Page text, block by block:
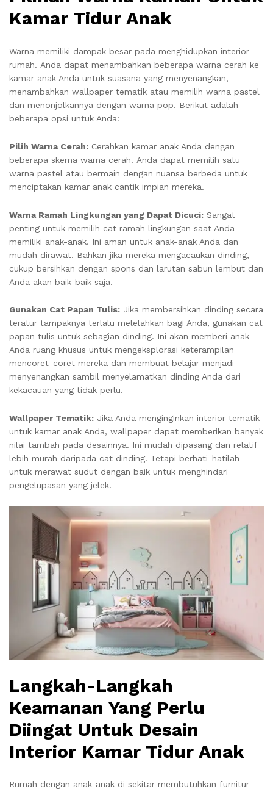
Kamar Tidur Anak
Warna memiliki dampak besar pada menghidupkan interior
rumah. Anda dapat menambahkan beberapa warna cerah ke
kamar anak Anda untuk suasana yang menyenangkan,
menambahkan wallpaper tematik atau memilih warna pastel
dan menonjolkannya dengan warna pop. Berikut adalah
beberapa opsi untuk Anda:
Pilih Warna Cerah: Cerahkan kamar anak Anda dengan
beberapa skema warna cerah. Anda dapat memilih satu
warna pastel atau bermain dengan nuansa berbeda untuk
menciptakan kamar anak cantik impian mereka.
Warna Ramah Lingkungan yang Dapat Dicuci: Sangat
penting untuk memilih cat ramah lingkungan saat Anda
memiliki anak-anak. Ini aman untuk anak-anak Anda dan
mudah dirawat. Bahkan jika mereka mengacaukan dinding,
cukup bersihkan dengan spons dan larutan sabun lembut dan
Anda akan baik-baik saja.
Gunakan Cat Papan Tulis: Jika membersihkan dinding secara
teratur tampaknya terlalu melelahkan bagi Anda, gunakan cat
papan tulis untuk sebagian dinding. Ini akan memberi anak
Anda ruang khusus untuk mengeksplorasi keterampilan
mencoret-coret mereka dan membuat belajar menjadi
menyenangkan sambil menyelamatkan dinding Anda dari
kekacauan yang tidak perlu.
Wallpaper Tematik: Jika Anda menginginkan interior tematik
untuk kamar anak Anda, wallpaper dapat memberikan banyak
nilai tambah pada desainnya. Ini mudah dipasang dan relatif
lebih murah daripada cat dinding. Tetapi berhati-hatilah
untuk merawat sudut dengan baik untuk menghindari
pengelupasan yang jelek.
Langkah-Langkah
Keamanan Yang Perlu
Diingat Untuk Desain
Interior Kamar Tidur Anak
Rumah dengan anak-anak di sekitar membutuhkan furnitur